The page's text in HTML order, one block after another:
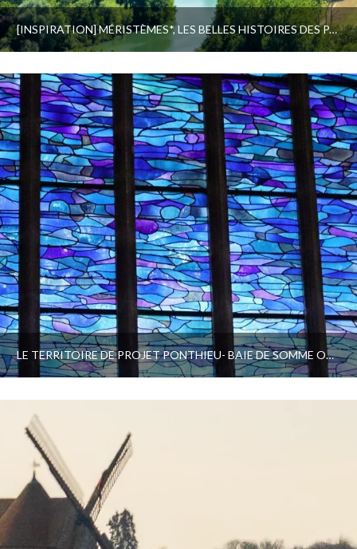
[INSPIRATION] MÉRISTÈMES*, LES BELLES HISTOIRES DES PARCS NATURELS RÉGIONAUX
LE TERRITOIRE DE PROJET PONTHIEU- BAIE DE SOMME OBTIENT LE LABEL NATIONAL